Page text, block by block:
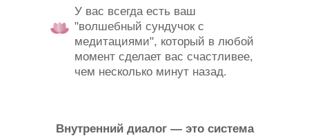
У вас всегда есть ваш
"волшебный сундучок с
медитациями", который в любой
момент сделает вас счастливее,
чем несколько минут назад.
Внутренний диалог — это система